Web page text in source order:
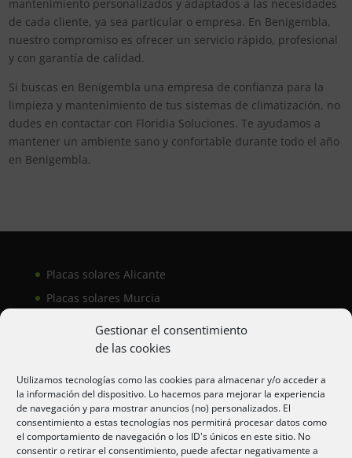
Gestionar el consentimiento
de las cookies
Utilizamos tecnologías como las cookies para almacenar y/o acceder a
la información del dispositivo. Lo hacemos para mejorar la experiencia
de navegación y para mostrar anuncios (no) personalizados. El
consentimiento a estas tecnologías nos permitirá procesar datos como
el comportamiento de navegación o los ID's únicos en este sitio. No
consentir o retirar el consentimiento, puede afectar negativamente a
mantenimiento personalizados y adaptados a las necesidades
de cada cliente, ya sea particular o empresa. En Benigembla,
nuestro compromiso es ofrecer un servicio rápido, profesional
y con garantía de calidad.
Si buscas en Benigembla una empresa de confianza para la
limpieza y mantenimiento de tus sistemas de climatización, no
dudes en contactar con Floridia Soluciones. Te ayudamos a
mantener un ambiente sano y confortable durante todo el año
en Benigembla.
Placas solares Alicante
Placas solares Murcia
Aire acondicionado Alicante
Aire acondicionador Murcia
Aire acondicionado San Juan